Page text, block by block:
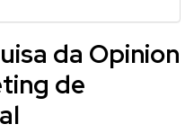
da Opinion
de